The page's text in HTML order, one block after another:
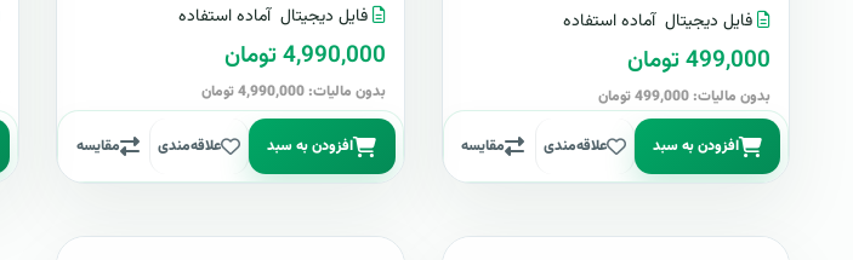
فایل دیجیتال آماده استفاده
499,000 تومان
بدون مالیات: 499,000 تومان
افزودن به سبد علاقه‌مندی مقایسه
فایل دیجیتال آماده استفاده
4,990,000 تومان
بدون مالیات: 4,990,000 تومان
افزودن به سبد علاقه‌مندی مقایسه